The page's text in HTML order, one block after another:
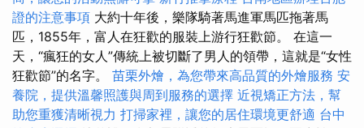
證的注意事項 大約十年後，樂隊騎著馬進軍馬匹拖著馬
匹，1855年，富人在狂歡的服裝上游行狂歡節。 在這一
天，“瘋狂的女人”傳統上被切斷了男人的領帶，這就是“女性
狂歡節”的名字。 苗栗外燴，為您帶來高品質的外燴服務 安
養院，提供溫馨照護與周到服務的選擇 近視矯正方法，幫
助您重獲清晰視力 打掃家裡，讓您的居住環境更舒適 台中